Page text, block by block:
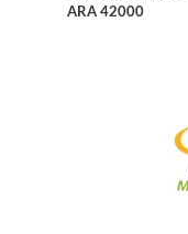
ARA 42000